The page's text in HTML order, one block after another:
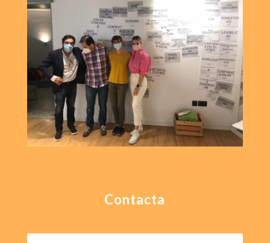
Contacta